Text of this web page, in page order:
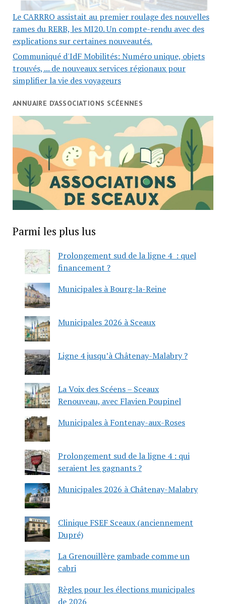
Le CARRRO assistait au premier roulage des nouvelles
rames du RERB, les MI20. Un compte-rendu avec des
explications sur certaines nouveautés.
Communiqué d'IdF Mobilités: Numéro unique, objets
trouvés, ... de nouveaux services régionaux pour
simplifier la vie des voyageurs
ANNUAIRE D’ASSOCIATIONS SCÉENNES
Parmi les plus lus
Prolongement sud de la ligne 4 : quel
financement ?
Municipales à Bourg-la-Reine
Municipales 2026 à Sceaux
Ligne 4 jusqu’à Châtenay-Malabry ?
La Voix des Scéens – Sceaux
Renouveau, avec Flavien Poupinel
Municipales à Fontenay-aux-Roses
Prolongement sud de la ligne 4 : qui
seraient les gagnants ?
Municipales 2026 à Châtenay-Malabry
Clinique FSEF Sceaux (anciennement
Dupré)
La Grenouillère gambade comme un
cabri
Règles pour les élections municipales
de 2026